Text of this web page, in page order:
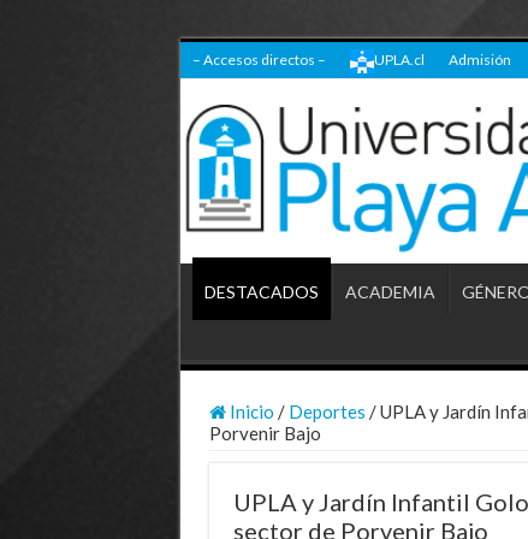
– Accesos directos – UPLA.cl Admisión
DESTACADOS ACADEMIA
Inicio / Deportes /UPLA y Jardín
Porvenir Bajo
UPLA y Jardín Infantil
sector de Porvenir Bajo